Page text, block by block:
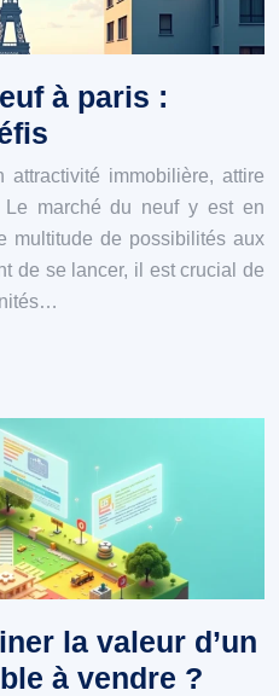
à paris :
immobilière, attire
Le marché du neuf y est en
multitude de possibilités aux
de se lancer, il est crucial de
la valeur d’un
à vendre ?